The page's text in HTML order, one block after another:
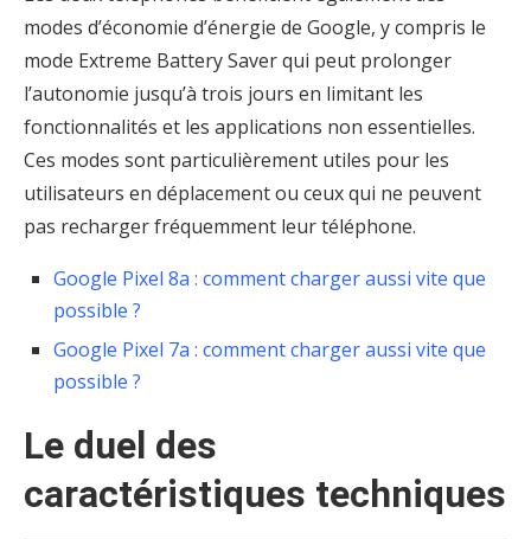
modes d’économie d’énergie de Google, y compris le
mode Extreme Battery Saver qui peut prolonger
l’autonomie jusqu’à trois jours en limitant les
fonctionnalités et les applications non essentielles.
Ces modes sont particulièrement utiles pour les
utilisateurs en déplacement ou ceux qui ne peuvent
pas recharger fréquemment leur téléphone.
Google Pixel 8a : comment charger aussi vite que
possible ?
Google Pixel 7a : comment charger aussi vite que
possible ?
Le duel des
caractéristiques techniques